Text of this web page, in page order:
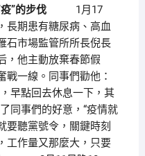
”的步伐1月17
長期患有糖尿病、高血
石市場監管所所長倪長
，他主動放棄春節假
戰一線。同事們勸他：
早點回去休息一下，其
同事們的好意，“疫情就
要聽黨號令，關鍵時刻
工作量又那麼大，只要